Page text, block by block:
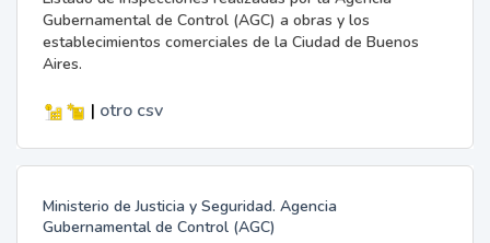
Gubernamental de Control (AGC) a obras y los
establecimientos comerciales de la Ciudad de Buenos
Aires.
| otro csv
Ministerio de Justicia y Seguridad. Agencia
Gubernamental de Control (AGC)